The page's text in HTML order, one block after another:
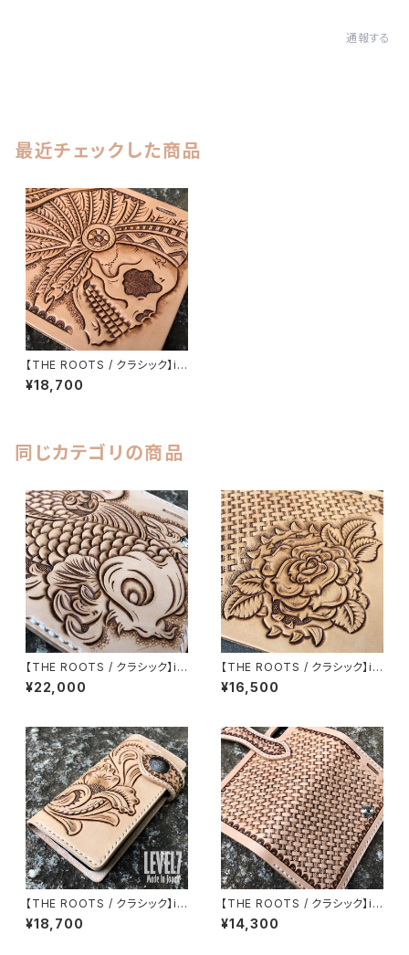
通報する
最近チェックした商品
【THE ROOTS / クラシック】iP
hone各種対応 手帳型ケース
インディアンスカルカービング
¥18,700
同じカテゴリの商品
【THE ROOTS / クラシック】iP
hone各種対応 手帳型ケース
鯉の滝登り イーグルカービング
¥22,000
【THE ROOTS / クラシック】iP
hone各種対応 花一輪 手帳型
ケース 薔薇/バラ フラワーカー
¥16,500
【THE ROOTS / クラシック】iP
hone各種対応 花一輪 手帳型
ケース フラワーカービング イタ
¥18,700
【THE ROOTS / クラシック】iP
hone各種対応 手帳型ケース
バスケットスタンピング レザーカ
¥14,300